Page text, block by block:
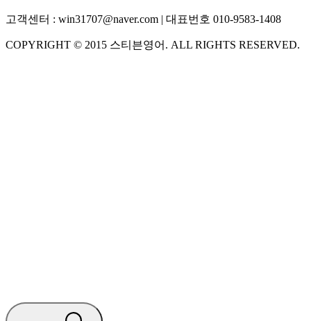
고객센터 : win31707@naver.com | 대표번호 010-9583-1408
COPYRIGHT © 2015 스티븐영어 . ALL RIGHTS RESERVED.